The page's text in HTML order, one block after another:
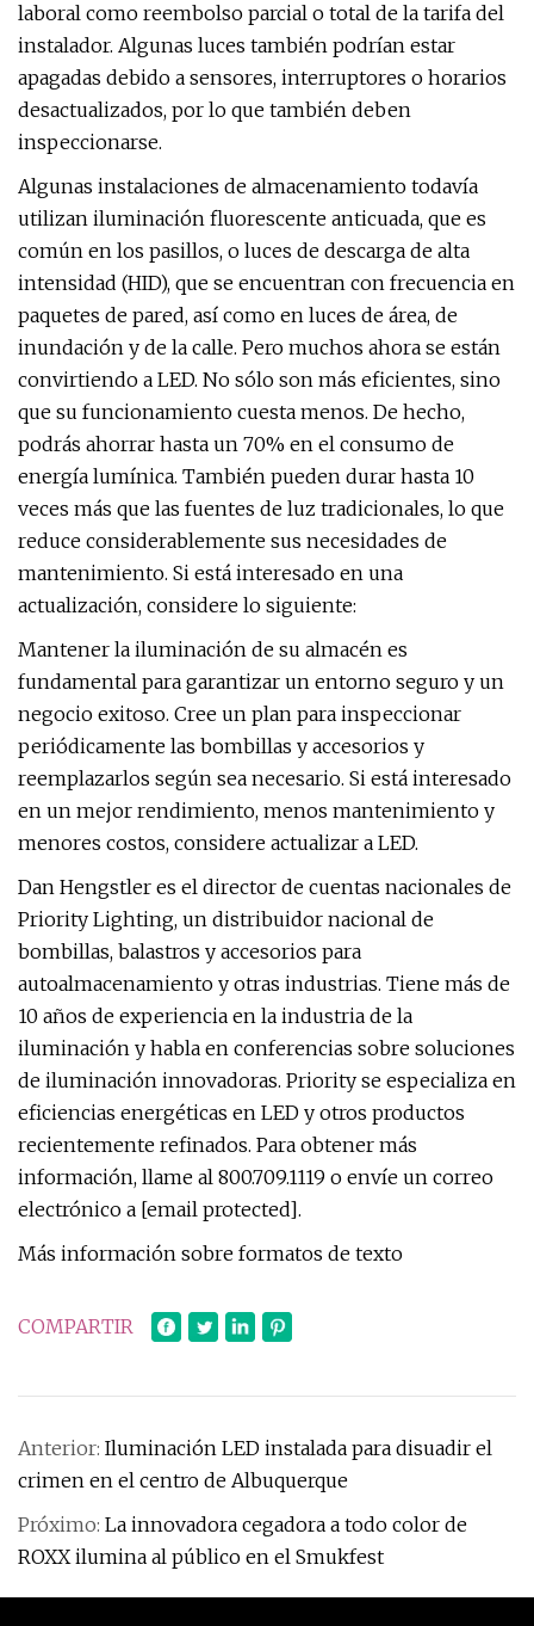
laboral como reembolso parcial o total de la tarifa del
instalador. Algunas luces también podrían estar
apagadas debido a sensores, interruptores o horarios
desactualizados, por lo que también deben
inspeccionarse.
Algunas instalaciones de almacenamiento todavía
utilizan iluminación fluorescente anticuada, que es
común en los pasillos, o luces de descarga de alta
intensidad (HID), que se encuentran con frecuencia en
paquetes de pared, así como en luces de área, de
inundación y de la calle. Pero muchos ahora se están
convirtiendo a LED. No sólo son más eficientes, sino
que su funcionamiento cuesta menos. De hecho,
podrás ahorrar hasta un 70% en el consumo de
energía lumínica. También pueden durar hasta 10
veces más que las fuentes de luz tradicionales, lo que
reduce considerablemente sus necesidades de
mantenimiento. Si está interesado en una
actualización, considere lo siguiente:
Mantener la iluminación de su almacén es
fundamental para garantizar un entorno seguro y un
negocio exitoso. Cree un plan para inspeccionar
periódicamente las bombillas y accesorios y
reemplazarlos según sea necesario. Si está interesado
en un mejor rendimiento, menos mantenimiento y
menores costos, considere actualizar a LED.
Dan Hengstler es el director de cuentas nacionales de
Priority Lighting, un distribuidor nacional de
bombillas, balastros y accesorios para
autoalmacenamiento y otras industrias. Tiene más de
10 años de experiencia en la industria de la
iluminación y habla en conferencias sobre soluciones
de iluminación innovadoras. Priority se especializa en
eficiencias energéticas en LED y otros productos
recientemente refinados. Para obtener más
información, llame al 800.709.1119 o envíe un correo
electrónico a [email protected].
Más información sobre formatos de texto
COMPARTIR
Anterior: Iluminación LED instalada para disuadir el
crimen en el centro de Albuquerque
Próximo: La innovadora cegadora a todo color de
ROXX ilumina al público en el Smukfest